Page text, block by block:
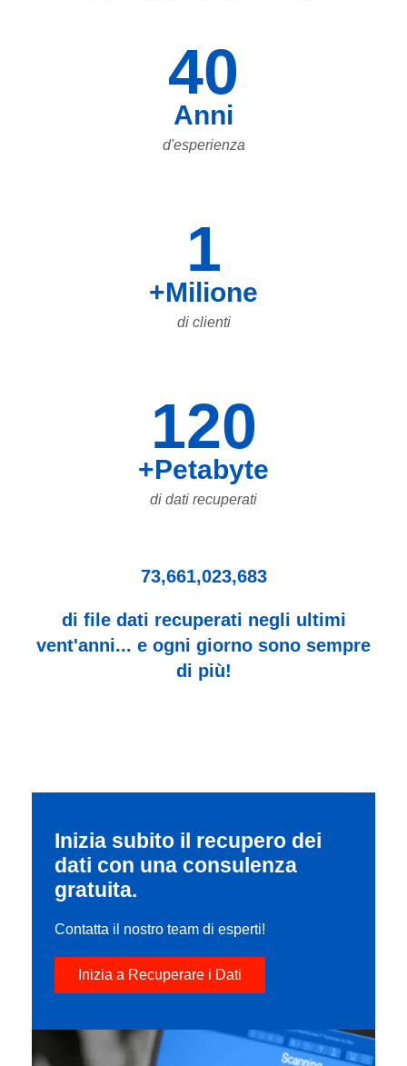
40
Anni
d'esperienza
1
+Milione
di clienti
120
+Petabyte
di dati recuperati
73,661,023,683
di file dati recuperati negli ultimi
vent'anni... e ogni giorno sono sempre
di più!
Inizia subito il recupero dei
dati con una consulenza
gratuita.
Contatta il nostro team di esperti!
Inizia a Recuperare i Dati